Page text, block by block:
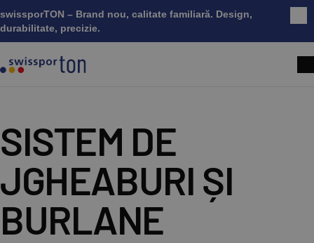
swissporTON – Brand nou, calitate familiară. Design,
durabilitate, precizie.
SISTEM DE
JGHEABURI ȘI
BURLANE​